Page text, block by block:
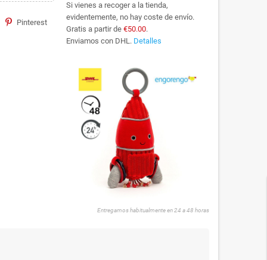
Pinterest
Si vienes a recoger a la tienda,
evidentemente, no hay coste de envío.
Gratis a partir de €50.00.
Enviamos con DHL. Detalles
Entregamos habitualmente en 24 a 48 horas